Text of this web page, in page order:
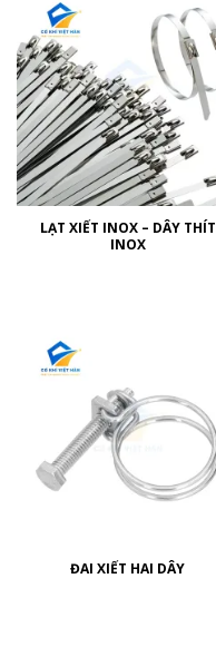
LẠT XIẾT INOX – DÂY THÍT
INOX
ĐAI XIẾT HAI DÂY